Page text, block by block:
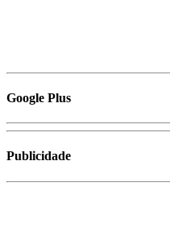
Google Plus
Publicidade